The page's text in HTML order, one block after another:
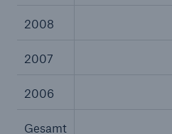
2008
2007
2006
Gesamt